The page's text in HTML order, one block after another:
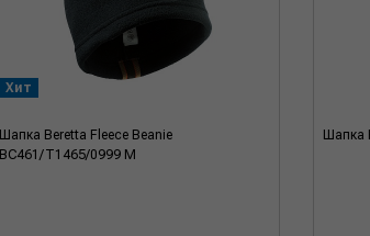
Хит
Шапка Beretta Fleece Beanie
BC461/T1465/0999 M
Шапка